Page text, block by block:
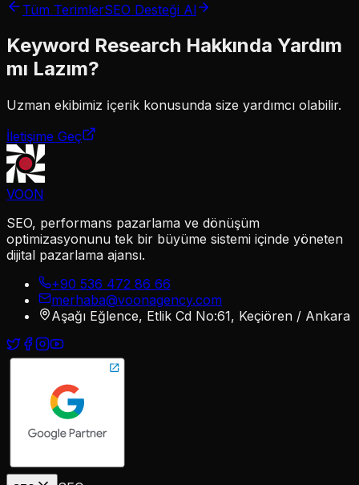
Tüm TerimlerSEO Desteği Al
Keyword Research Hakkında Yardım
mı Lazım?
Uzman ekibimiz i̇çerik konusunda size yardımcı olabilir.
İletişime Geç
VOON
SEO, performans pazarlama ve dönüşüm
optimizasyonunu tek bir büyüme sistemi içinde yöneten
dijital pazarlama ajansı.
+90 536 472 86 66
merhaba@voonagency.com
Aşağı Eğlence, Etlik Cd No:61, Keçiören / Ankara